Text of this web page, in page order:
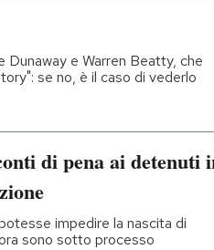
Dunaway e Warren Beatty, che
se no, è il caso di vederlo
di pena ai detenuti
impedire la nascita di
sono sotto processo